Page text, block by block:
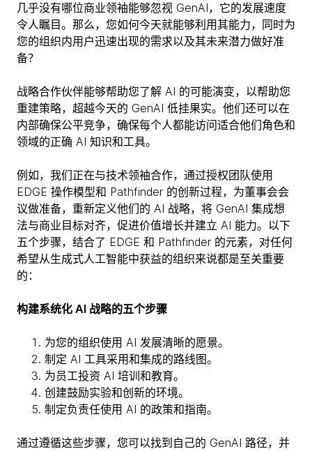
几乎没有哪位商业领袖能够忽视 GenAI，它的发展速度
令人瞩目。那么，您如何今天就能够利用其能力，同时为
您的组织内用户迅速出现的需求以及其未来潜力做好准
备？
战略合作伙伴能够帮助您了解 AI 的可能演变，以帮助您
重建策略，超越今天的 GenAI 低挂果实。他们还可以在
内部确保公平竞争，确保每个人都能访问适合他们角色和
领域的正确 AI 知识和工具。
例如，我们正在与技术领袖合作，通过授权团队使用
EDGE 操作模型和 Pathfinder 的创新过程，为董事会会
议做准备，重新定义他们的 AI 战略，将 GenAI 集成想
法与商业目标对齐，促进价值增长并建立 AI 能力。以下
五个步骤，结合了 EDGE 和 Pathfinder 的元素，对任何
希望从生成式人工智能中获益的组织来说都是至关重要
的：
构建系统化 AI 战略的五个步骤
为您的组织使用 AI 发展清晰的愿景。
制定 AI 工具采用和集成的路线图。
为员工投资 AI 培训和教育。
创建鼓励实验和创新的环境。
制定负责任使用 AI 的政策和指南。
通过遵循这些步骤，您可以找到自己的 GenAI 路径，并